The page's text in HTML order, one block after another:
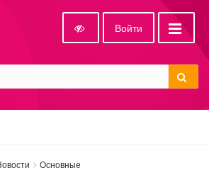
Войти
Основные